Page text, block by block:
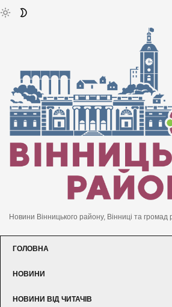
Новини Вінницького району, Вінниці та громад
ГОЛОВНА
НОВИНИ
НОВИНИ ВІД ЧИТАЧІВ